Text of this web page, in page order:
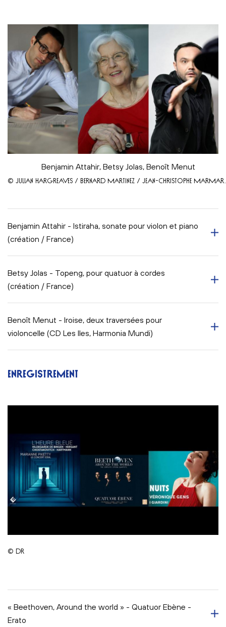
Benjamin Attahir, Betsy Jolas, Benoît Menut
© JULIAN HARGREAVES / BERNARD MARTINEZ / JEAN-CHRISTOPHE
Benjamin Attahir - Istiraha, sonate pour violon et piano
(création / France)
Betsy Jolas - Topeng, pour quatuor à cordes
(création / France)
Benoît Menut - Iroise, deux traversées pour
violoncelle (CD Les Iles, Harmonia Mundi)
ENREGISTREMENT
© DR
« Beethoven, Around the world » - Quatuor Ebène -
Erato